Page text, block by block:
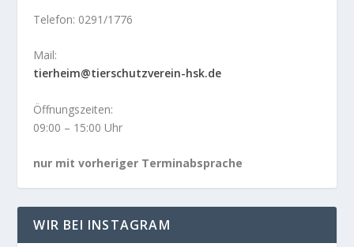
Telefon: 0291/1776
Mail:
tierheim@tierschutzverein-hsk.de
Öffnungszeiten:
09:00 – 15:00 Uhr
nur mit vorheriger Terminabsprache
WIR BEI INSTAGRAM